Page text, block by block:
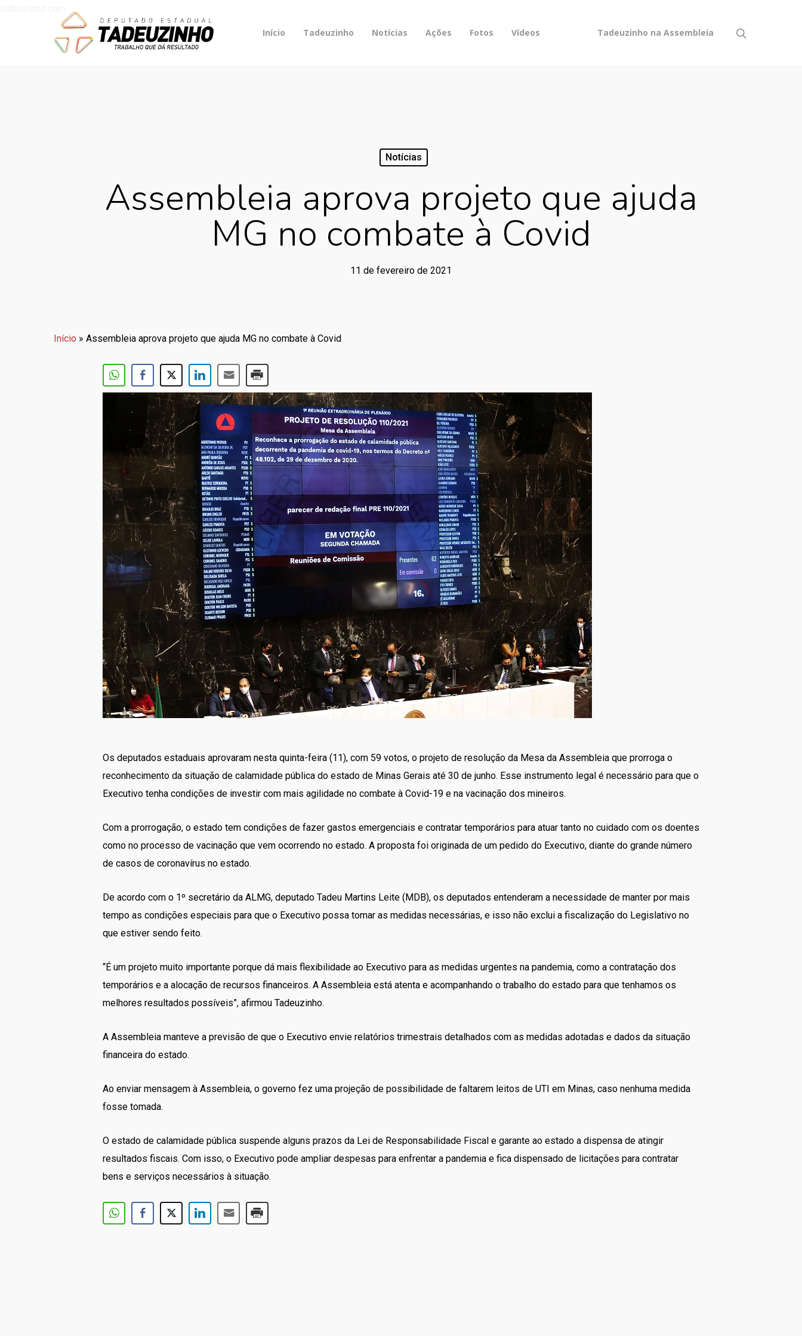
Início Tadeuzinho Notícias Ações Fotos Vídeos Tadeuzinho na Assembleia
Notícias
Assembleia aprova projeto que ajuda
MG no combate à Covid
11 de fevereiro de 2021
Início » Assembleia aprova projeto que ajuda MG no combate à Covid
Os deputados estaduais aprovaram nesta quinta-feira (11), com 59 votos, o projeto de resolução da Mesa da Assembleia que prorroga o
reconhecimento da situação de calamidade pública do estado de Minas Gerais até 30 de junho. Esse instrumento legal é necessário para que o
Executivo tenha condições de investir com mais agilidade no combate à Covid-19 e na vacinação dos mineiros.
Com a prorrogação, o estado tem condições de fazer gastos emergenciais e contratar temporários para atuar tanto no cuidado com os doentes
como no processo de vacinação que vem ocorrendo no estado. A proposta foi originada de um pedido do Executivo, diante do grande número
de casos de coronavírus no estado.
De acordo com o 1º secretário da ALMG, deputado Tadeu Martins Leite (MDB), os deputados entenderam a necessidade de manter por mais
tempo as condições especiais para que o Executivo possa tomar as medidas necessárias, e isso não exclui a fiscalização do Legislativo no
que estiver sendo feito.
“É um projeto muito importante porque dá mais flexibilidade ao Executivo para as medidas urgentes na pandemia, como a contratação dos
temporários e a alocação de recursos financeiros. A Assembleia está atenta e acompanhando o trabalho do estado para que tenhamos os
melhores resultados possíveis”, afirmou Tadeuzinho.
A Assembleia manteve a previsão de que o Executivo envie relatórios trimestrais detalhados com as medidas adotadas e dados da situação
financeira do estado.
Ao enviar mensagem à Assembleia, o governo fez uma projeção de possibilidade de faltarem leitos de UTI em Minas, caso nenhuma medida
fosse tomada.
O estado de calamidade pública suspende alguns prazos da Lei de Responsabilidade Fiscal e garante ao estado a dispensa de atingir
resultados fiscais. Com isso, o Executivo pode ampliar despesas para enfrentar a pandemia e fica dispensado de licitações para contratar
bens e serviços necessários à situação.